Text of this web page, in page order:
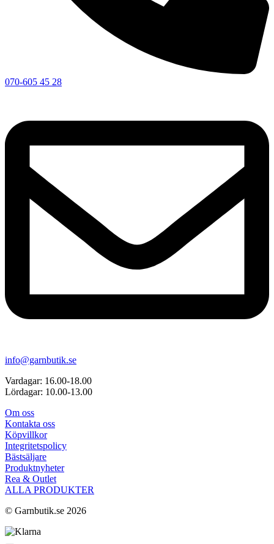
070-605 45 28
info@garnbutik.se
Vardagar: 16.00-18.00
Lördagar: 10.00-13.00
Om oss
Kontakta oss
Köpvillkor
Integritetspolicy
Bästsäljare
Produktnyheter
Rea & Outlet
ALLA PRODUKTER
© Garnbutik.se 2026